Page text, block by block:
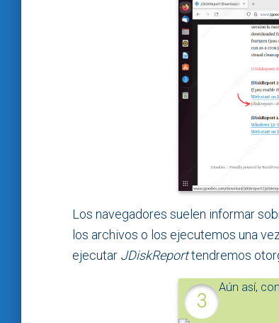
Los navegadores suelen informar
los archivos o los ejecutemos una
ejecutar JDiskReporttendremos
Aún así,